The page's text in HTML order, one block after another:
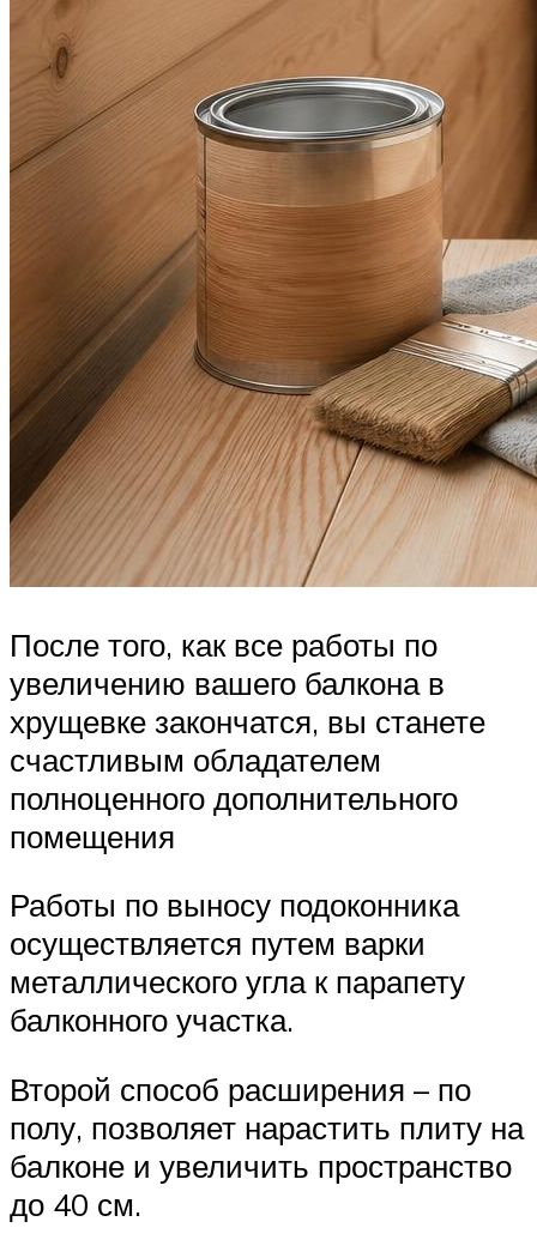
После того, как все работы по
увеличению вашего балкона в
хрущевке закончатся, вы станете
счастливым обладателем
полноценного дополнительного
помещения
Работы по выносу подоконника
осуществляется путем варки
металлического угла к парапету
балконного участка.
Второй способ расширения – по
полу, позволяет нарастить плиту на
балконе и увеличить пространство
до 40 см.